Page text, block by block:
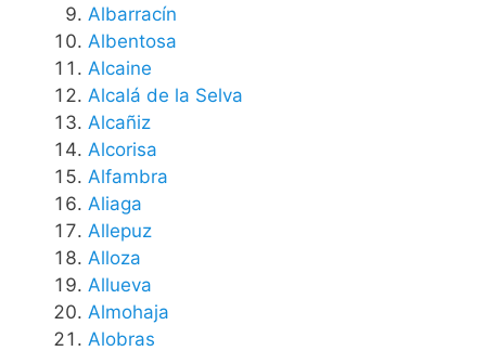
Albarracín
Albentosa
Alcaine
Alcalá de la Selva
Alcañiz
Alcorisa
Alfambra
Aliaga
Allepuz
Alloza
Allueva
Almohaja
Alobras